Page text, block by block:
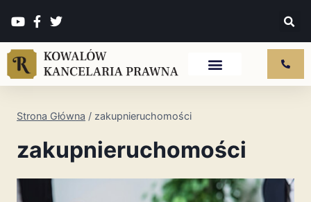
Strona Główna / zakupnieruchomości
zakupnieruchomości